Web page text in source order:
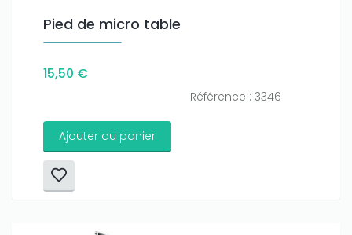
Pied de micro table
15,50 €
Référence : 3346
Ajouter au panier